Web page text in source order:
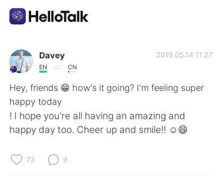
App di scambio linguistico
AI Grammar Checker
Italiano
Davey
EN CN
2019.05.14 11:27
Hey, friends 😁 how's it going? I'm feeling super
happy today
! I hope you're all having an amazing and
happy day too. Cheer up and smile!! ☺😄
73 9